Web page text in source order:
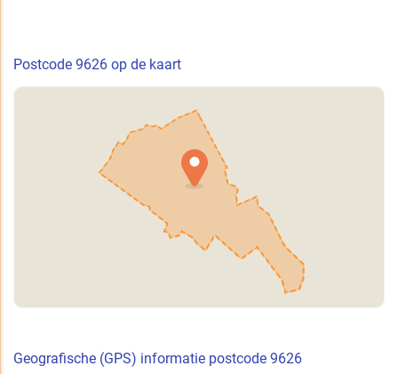
Postcode 9626 op de kaart
Geografische (GPS) informatie postcode 9626